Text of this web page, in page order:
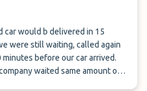
car would b delivered in 15
were still waiting, called again
before our car arrived.
waited same amount of